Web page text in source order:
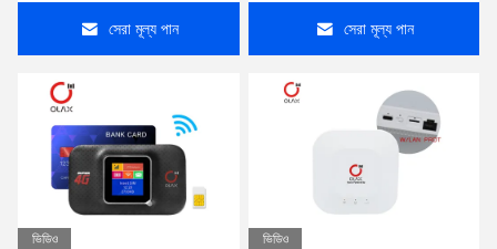
সেরা মূল্য পান সেরা মূল্য পান
ভিডিও
ভিডিও